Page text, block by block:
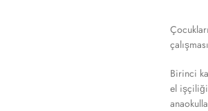
Birinci
el